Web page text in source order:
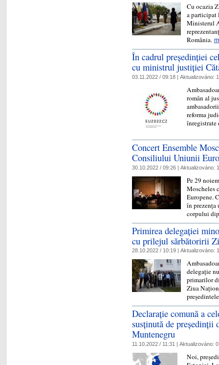
Cu ocazia
a participat
Ministerul
România.
În cadrul președinției
cu ministrul justiției
03.11.2022 / 09:18 | Aktualizováno:
român al
reforma
Concert Ensemble
Consiliului Uniunii
30.10.2022 / 09:26 | Aktualizováno:
Pe 29
Moscheles
Europene.
în prezența
corpului
Primirea delegației
cu prilejul sărbătoririi
28.10.2022 / 10:19 | Aktualizováno:
delegație
primarilor
Ziua
Declaraţie comună a
susţinută de preşedinţii
Muntenegru
11.10.2022 / 11:31 | Aktualizováno:
Noi,